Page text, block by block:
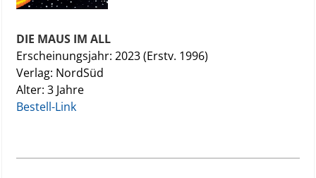
DIE MAUS IM ALL
Erscheinungsjahr: 2023 (Erstv. 1996)
Verlag: NordSüd
Alter: 3 Jahre
Bestell-Link